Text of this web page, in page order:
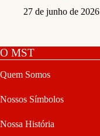
27 de junho de 2026
O MST
Quem Somos
Nossos Símbolos
Nossa História